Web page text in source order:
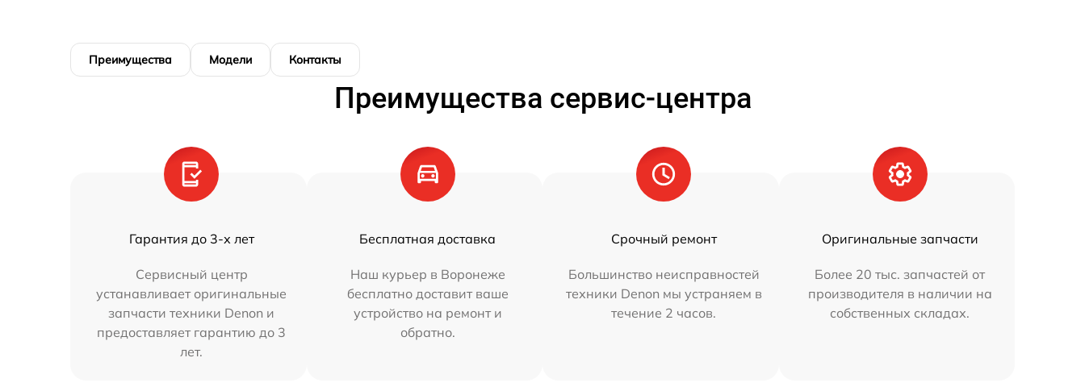
Преимущества Модели Контакты
Преимущества сервис-центра
Гарантия до 3-х лет
Сервисный центр
устанавливает оригинальные
запчасти техники Denon и
предоставляет гарантию до 3
лет.
Бесплатная доставка
Наш курьер в Воронеже
бесплатно доставит ваше
устройство на ремонт и
обратно.
Срочный ремонт
Большинство неисправностей
техники Denon мы устраняем в
течение 2 часов.
Оригинальные запчасти
Более 20 тыс. запчастей от
производителя в наличии на
собственных складах.